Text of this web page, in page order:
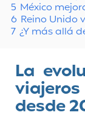
5 México
6 Reino Unido
7 ¿Y más allá
La
desde